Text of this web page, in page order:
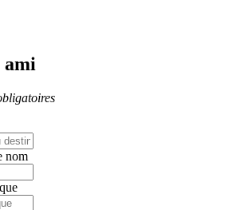
ami
nom